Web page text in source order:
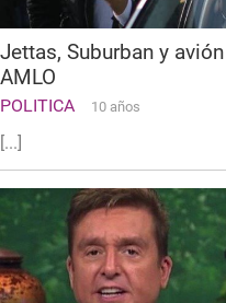
Jettas, Suburban y
AMLO
POLITICA 10 años
[...]